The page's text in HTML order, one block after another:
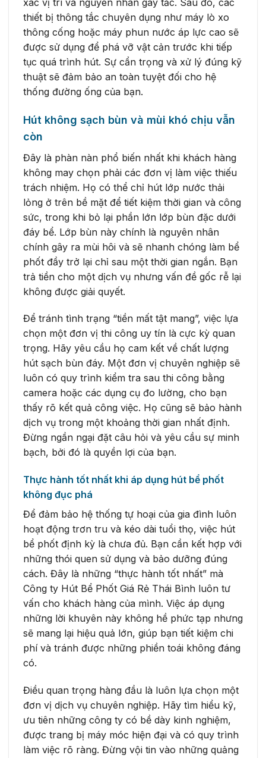
thiết bị thông tắc chuyên dụng như máy lò xo
thông cống hoặc máy phun nước áp lực cao sẽ
được sử dụng để phá vỡ vật cản trước khi tiếp
tục quá trình hút. Sự cẩn trọng và xử lý đúng kỹ
thuật sẽ đảm bảo an toàn tuyệt đối cho hệ
thống đường ống của bạn.
Hút không sạch bùn và mùi khó chịu vẫn
còn
Đây là phàn nàn phổ biến nhất khi khách hàng
không may chọn phải các đơn vị làm việc thiếu
trách nhiệm. Họ có thể chỉ hút lớp nước thải
lỏng ở trên bề mặt để tiết kiệm thời gian và công
sức, trong khi bỏ lại phần lớn lớp bùn đặc dưới
đáy bể. Lớp bùn này chính là nguyên nhân
chính gây ra mùi hôi và sẽ nhanh chóng làm bể
phốt đầy trở lại chỉ sau một thời gian ngắn. Bạn
trả tiền cho một dịch vụ nhưng vấn đề gốc rễ lại
không được giải quyết.
Để tránh tình trạng “tiền mất tật mang”, việc lựa
chọn một đơn vị thi công uy tín là cực kỳ quan
trọng. Hãy yêu cầu họ cam kết về chất lượng
hút sạch bùn đáy. Một đơn vị chuyên nghiệp sẽ
luôn có quy trình kiểm tra sau thi công bằng
camera hoặc các dụng cụ đo lường, cho bạn
thấy rõ kết quả công việc. Họ cũng sẽ bảo hành
dịch vụ trong một khoảng thời gian nhất định.
Đừng ngần ngại đặt câu hỏi và yêu cầu sự minh
bạch, bởi đó là quyền lợi của bạn.
Thực hành tốt nhất khi áp dụng hút bể phốt
không đục phá
Để đảm bảo hệ thống tự hoại của gia đình luôn
hoạt động trơn tru và kéo dài tuổi thọ, việc hút
bể phốt định kỳ là chưa đủ. Bạn cần kết hợp với
những thói quen sử dụng và bảo dưỡng đúng
cách. Đây là những “thực hành tốt nhất” mà
Công ty Hút Bể Phốt Giá Rẻ Thái Bình luôn tư
vấn cho khách hàng của mình. Việc áp dụng
những lời khuyên này không hề phức tạp nhưng
sẽ mang lại hiệu quả lớn, giúp bạn tiết kiệm chi
phí và tránh được những phiền toái không đáng
có.
Điều quan trọng hàng đầu là luôn lựa chọn một
đơn vị dịch vụ chuyên nghiệp. Hãy tìm hiểu kỹ,
ưu tiên những công ty có bề dày kinh nghiệm,
được trang bị máy móc hiện đại và có quy trình
làm việc rõ ràng. Đừng vội tin vào những quảng